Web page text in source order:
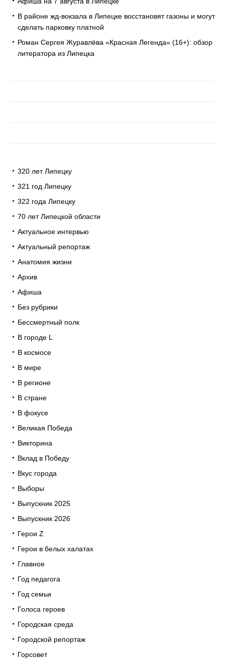
В районе жд-вокзала в Липецке восстановят газоны и могут
сделать парковку платной
Роман Сергея Журавлёва «Красная Легенда» (16+): обзор
литератора из Липецка
320 лет Липецку
321 год Липецку
322 года Липецку
70 лет Липецкой области
Актуальное интервью
Актуальный репортаж
Анатомия жизни
Архив
Афиша
Без рубрики
Бессмертный полк
В городе L
В космосе
В мире
В регионе
В стране
В фокусе
Великая Победа
Викторина
Вклад в Победу
Вкус города
Выборы
Выпускник 2025
Выпускник 2026
Герои Z
Герои в белых халатах
Главное
Год педагога
Год семьи
Голоса героев
Городская среда
Городской репортаж
Горсовет